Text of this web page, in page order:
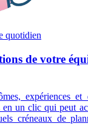
quotidien
de votre
expériences et
en un clic qui peut
créneaux de